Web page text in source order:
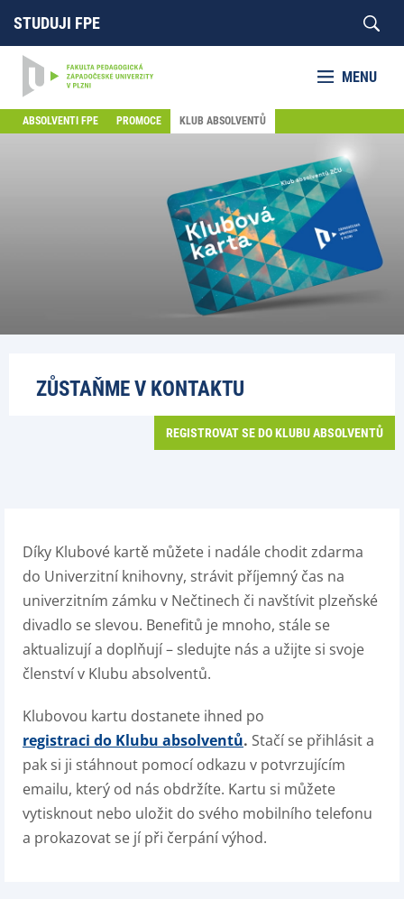
STUDUJI FPE
MENU
ABSOLVENTI FPE PROMOCE KLUB ABSOLVENTŮ
ZŮSTAŇME V KONTAKTU
REGISTROVAT SE DO KLUBU ABSOLVENTŮ
Díky Klubové kartě můžete i nadále chodit zdarma
do Univerzitní knihovny, strávit příjemný čas na
univerzitním zámku v Nečtinech či navštívit plzeňské
divadlo se slevou. Benefitů je mnoho, stále se
aktualizují a doplňují – sledujte nás a užijte si svoje
členství v Klubu absolventů.
Klubovou kartu dostanete ihned po
registraci do Klubu absolventů. Stačí se přihlásit a
pak si ji stáhnout pomocí odkazu v potvrzujícím
emailu, který od nás obdržíte. Kartu si můžete
vytisknout nebo uložit do svého mobilního telefonu
a prokazovat se jí při čerpání výhod.